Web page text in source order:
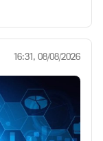
16:31, 08/08/2026